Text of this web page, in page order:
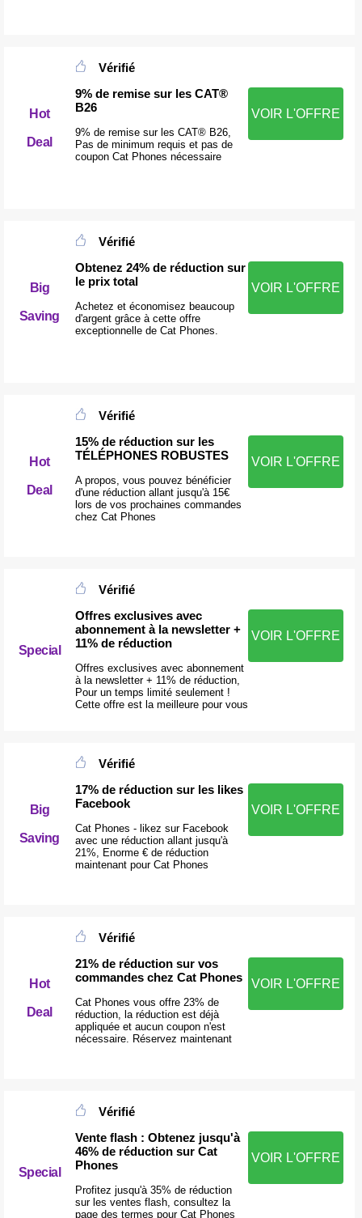
Hot
Deal
Vérifié
9% de remise sur les CAT®
B26
9% de remise sur les CAT® B26,
Pas de minimum requis et pas de
coupon Cat Phones nécessaire
VOIR L'OFFRE
Big
Saving
Vérifié
Obtenez 24% de réduction sur
le prix total
Achetez et économisez beaucoup
d'argent grâce à cette offre
exceptionnelle de Cat Phones.
VOIR L'OFFRE
Hot
Deal
Vérifié
15% de réduction sur les
TÉLÉPHONES ROBUSTES
A propos, vous pouvez bénéficier
d'une réduction allant jusqu'à 15€
lors de vos prochaines commandes
chez Cat Phones
VOIR L'OFFRE
Special
Vérifié
Offres exclusives avec
abonnement à la newsletter +
11% de réduction
Offres exclusives avec abonnement
à la newsletter + 11% de réduction,
Pour un temps limité seulement !
Cette offre est la meilleure pour vous
VOIR L'OFFRE
Big
Saving
Vérifié
17% de réduction sur les likes
Facebook
Cat Phones - likez sur Facebook
avec une réduction allant jusqu'à
21%, Enorme € de réduction
maintenant pour Cat Phones
VOIR L'OFFRE
Hot
Deal
Vérifié
21% de réduction sur vos
commandes chez Cat Phones
Cat Phones vous offre 23% de
réduction, la réduction est déjà
appliquée et aucun coupon n'est
nécessaire. Réservez maintenant
VOIR L'OFFRE
Special
Vérifié
Vente flash : Obtenez jusqu'à
46% de réduction sur Cat
Phones
Profitez jusqu'à 35% de réduction
sur les ventes flash, consultez la
page des termes pour Cat Phones
VOIR L'OFFRE